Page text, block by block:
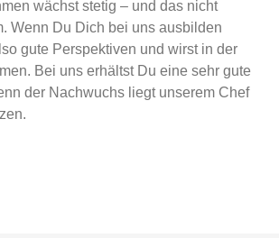
wächst stetig – und das nicht
Wenn Du Dich bei uns ausbilden
gute Perspektiven und wirst in der
Bei uns erhältst Du eine sehr gute
der Nachwuchs liegt unserem Chef